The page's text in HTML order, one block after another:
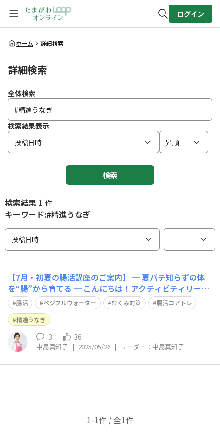
全体検索
ログイン
ホーム 詳細検索
詳細検索
全体検索
検索結果表示
投稿日時
昇順
検索
検索結果 1 件
キーワード:#精進うなぎ
投稿日時
【7月・初夏の腸活講座のご案内】 ─ 夏バテ知らずの体
を“腸”から育てる ─ こんにちは！アクティビティリーダ
ー・腸活担当の中島真知子です。 まもなく梅雨入りです
ね。 この時季こそ、“食べる・巡る・根付く”腸活を味方
に、夏を元気に迎えませんか？ 7月は「学ぶ・食べる・動
く」3つの角度から、心地
腸活 ベジフルウォーター むくみ対策
腸活コアトレ
精進うなぎ
3 36
中島真知子 | 2025/05/26 | リーダー：中島真知子
1-1件 / 全1件